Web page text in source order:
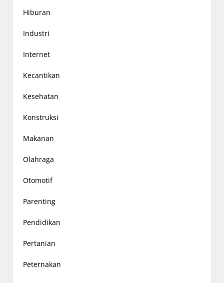
Hiburan
Industri
Internet
Kecantikan
Kesehatan
Konstruksi
Makanan
Olahraga
Otomotif
Parenting
Pendidikan
Pertanian
Peternakan